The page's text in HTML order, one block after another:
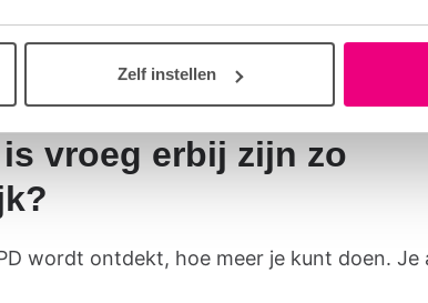
Zelf instellen
vroeg erbij zijn zo
wordt ontdekt, hoe meer je kunt doen. Je